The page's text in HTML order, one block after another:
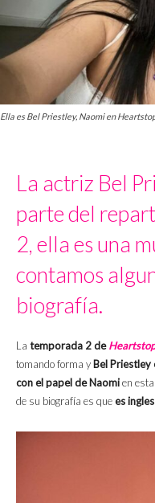
Ella es Bel Priestley, Naomi en
La actriz Bel
parte del
2, ella es una
contamos
biografía.
La temporada 2 de
tomando forma y Bel Priestley
con el papel de Naomien
de su biografía es quees